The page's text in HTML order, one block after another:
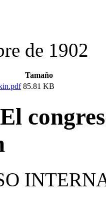
de 1902
Tamaño
85.81 KB